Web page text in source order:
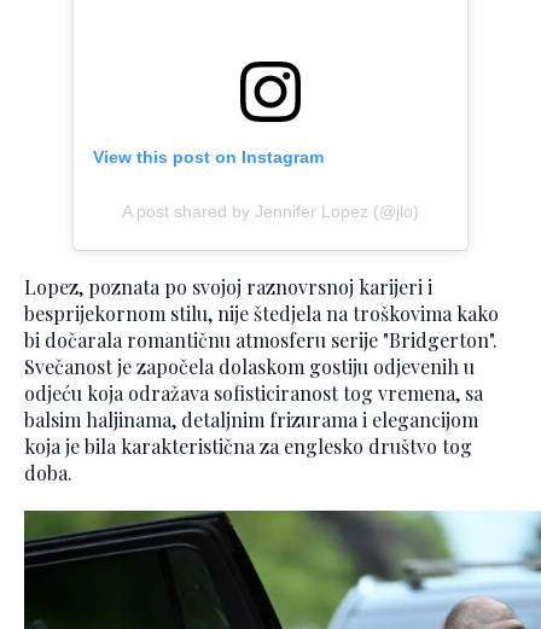
View this post on Instagram
A post shared by Jennifer Lopez (@jlo)
Lopez, poznata po svojoj raznovrsnoj karijeri i
besprijekornom stilu, nije štedjela na troškovima kako
bi dočarala romantičnu atmosferu serije "Bridgerton".
Svečanost je započela dolaskom gostiju odjevenih u
odjeću koja odražava sofisticiranost tog vremena, sa
balsim haljinama, detaljnim frizurama i elegancijom
koja je bila karakteristična za englesko društvo tog
doba.